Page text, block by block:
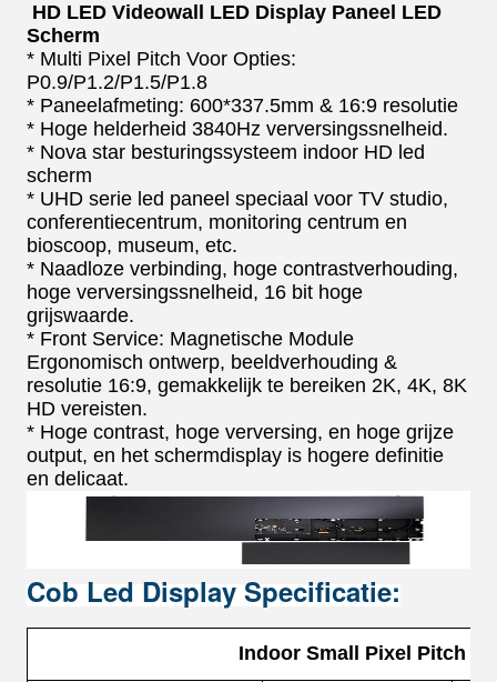
HD LED Videowall LED Display Paneel LED
Scherm
* Multi Pixel Pitch Voor Opties:
P0.9/P1.2/P1.5/P1.8
* Paneelafmeting: 600*337.5mm & 16:9 resolutie
* Hoge helderheid 3840Hz verversingssnelheid.
* Nova star besturingssysteem indoor HD led
scherm
* UHD serie led paneel speciaal voor TV studio,
conferentiecentrum, monitoring centrum en
bioscoop, museum, etc.
* Naadloze verbinding, hoge contrastverhouding,
hoge verversingssnelheid, 16 bit hoge
grijswaarde.
* Front Service: Magnetische Module
Ergonomisch ontwerp, beeldverhouding &
resolutie 16:9, gemakkelijk te bereiken 2K, 4K, 8K
HD vereisten.
* Hoge contrast, hoge verversing, en hoge grijze
output, en het schermdisplay is hogere definitie
en delicaat.
Cob Led Display Specificatie:
Indoor Small Pixel Pitch